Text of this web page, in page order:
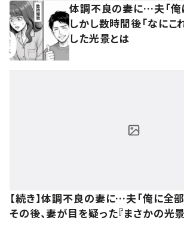
体調不良の妻に…夫「俺
しかし数時間後「なに
した光景とは
【続き】体調不良の妻に…夫「俺に全
その後、妻が目を疑った『まさかの光